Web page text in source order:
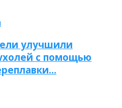
улучшили
с помощью